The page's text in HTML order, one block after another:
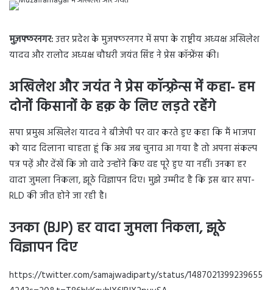
मुज़फ्फरनगर:उत्तर प्रदेश के मुजफ्फरनगर में सपा के राष्ट्रीय अध्यक्ष अखिलेश
यादव और रालोद अध्यक्ष चौधरी जयंत सिंह ने प्रेस कॉन्फ्रेंस की।
अखिलेश और जयंत ने प्रेस कॉन्फ़्रेन्स में कहा- हम
दोनोें किसानों के हक़ के लिए लड़ते रहेंगे
सपा प्रमुख अखिलेश यादव ने बीजेपी पर वार करते हुए कहा कि मैं भाजपा
को याद दिलाना चाहता हूं कि अब जब चुनाव आ गया है तो अपना संकल्प
पत्र पढ़ें और देंखें कि जो वादे उन्होंने किए वह पूरे हुए या नहीं। उनका हर
वादा जुमला निकला, झूठे विज्ञापन दिए। मुझे उम्मीद है कि इस बार सपा-
RLD की जीत होने जा रही है।
उनका (BJP) हर वादा जुमला निकला, झूठे
विज्ञापन दिए
https://twitter.com/samajwadiparty/status/1487021399239655